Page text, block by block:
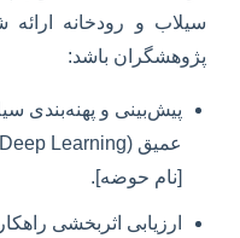
سیلاب و رودخانه
پژوهشگران باشد:
پیش‌بینی و پهنه‌بندی
[نام حوضه].
ارزیابی اثربخشی